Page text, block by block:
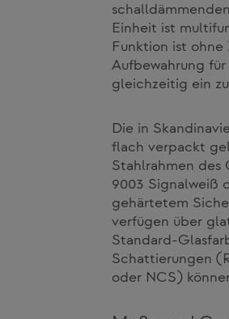
Einheit ist
Funktion ist
Aufbewahrung
gleichzeitig ein
Die in
flach verpackt
Stahlrahmen des
9003 Signalweiß
gehärtetem
verfügen über
Standard-
Schattierungen
oder NCS)